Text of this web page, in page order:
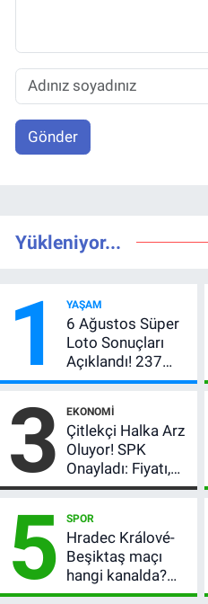
Gönder
Yükleniyor...
1 YAŞAM
6 Ağustos Süper
Loto Sonuçları
Açıklandı! 237
Milyon TL’lik
3 EKONOMI
Çitlekçi Halka Arz
Oluyor! SPK
Onayladı: Fiyatı,
Lot Sayısı ve
Tarihi
5 SPOR
Hradec Králové-
Beşiktaş maçı
hangi kanalda?
Şifresiz canlı yayın